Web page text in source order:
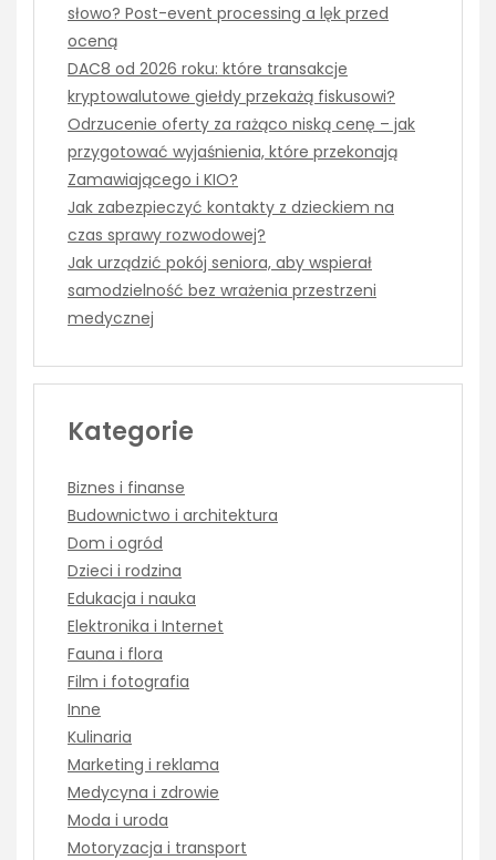
słowo? Post-event processing a lęk przed
oceną
DAC8 od 2026 roku: które transakcje
kryptowalutowe giełdy przekażą fiskusowi?
Odrzucenie oferty za rażąco niską cenę – jak
przygotować wyjaśnienia, które przekonają
Zamawiającego i KIO?
Jak zabezpieczyć kontakty z dzieckiem na
czas sprawy rozwodowej?
Jak urządzić pokój seniora, aby wspierał
samodzielność bez wrażenia przestrzeni
medycznej
Kategorie
Biznes i finanse
Budownictwo i architektura
Dom i ogród
Dzieci i rodzina
Edukacja i nauka
Elektronika i Internet
Fauna i flora
Film i fotografia
Inne
Kulinaria
Marketing i reklama
Medycyna i zdrowie
Moda i uroda
Motoryzacja i transport